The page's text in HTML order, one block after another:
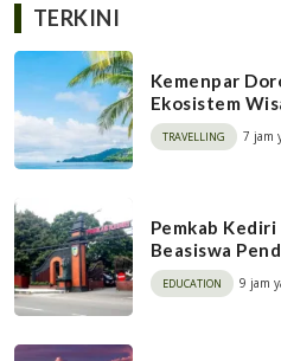
TERKINI
Kemenpar
Ekosistem
TRAVELLING 7 jam
Pemkab
Beasiswa
EDUCATION 9 jam